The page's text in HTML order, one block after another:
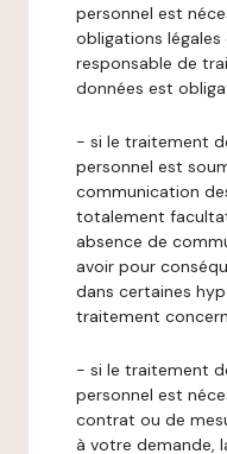
personnel est
obligations
responsable de
données est
- si le traitement
personnel est
communication
totalement
absence de
avoir pour
dans certaines
traitement
- si le traitement
personnel est
contrat ou de
à votre demande,